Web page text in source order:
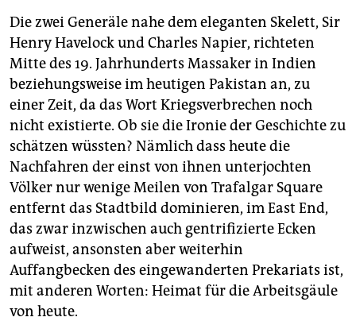
Die zwei Generäle nahe dem eleganten Skelett, Sir
Henry Havelock und Charles Napier, richteten
Mitte des 19. Jahrhunderts Massaker in Indien
beziehungsweise im heutigen Pakistan an, zu
einer Zeit, da das Wort Kriegsverbrechen noch
nicht existierte. Ob sie die Ironie der Geschichte zu
schätzen wüssten? Nämlich dass heute die
Nachfahren der einst von ihnen unterjochten
Völker nur wenige Meilen von Trafalgar Square
entfernt das Stadtbild dominieren, im East End,
das zwar inzwischen auch gentrifizierte Ecken
aufweist, ansonsten aber weiterhin
Auffangbecken des eingewanderten Prekariats ist,
mit anderen Worten: Heimat für die Arbeitsgäule
von heute.